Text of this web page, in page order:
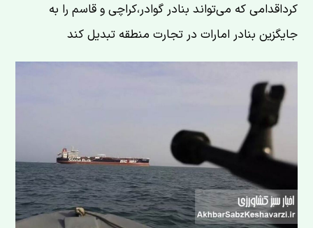
کرداقدامی که می‌تواند بنادر گوادر،کراچی و قاسم را به
جایگزین بنادر امارات در تجارت منطقه تبدیل کند